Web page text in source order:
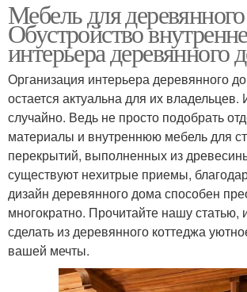
Мебель для
Обустройство
интерьера деревянного
Организация интерьера деревянного
остается актуальна для их владельцев.
случайно. Ведь не просто подобрать
материалы и внутреннюю мебель для
перекрытий, выполненных из
существуют нехитрые приемы,
дизайн деревянного дома способен
многократно. Прочитайте нашу статью,
сделать из деревянного коттеджа
вашей мечты.